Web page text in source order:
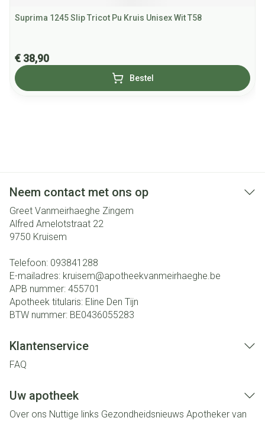
Suprima 1245 Slip Tricot Pu Kruis Unisex Wit T58
€ 38,90
Bestel
Neem contact met ons op
Greet Vanmeirhaeghe Zingem
Alfred Amelotstraat 22
9750 Kruisem
Telefoon: 093841288
E-mailadres: kruisem@apotheekvanmeirhaeghe.be
APB nummer: 455701
Apotheek titularis: Eline Den Tijn
BTW nummer: BE0436055283
Klantenservice
FAQ
Uw apotheek
Over ons Nuttige links Gezondheidsnieuws Apotheker van